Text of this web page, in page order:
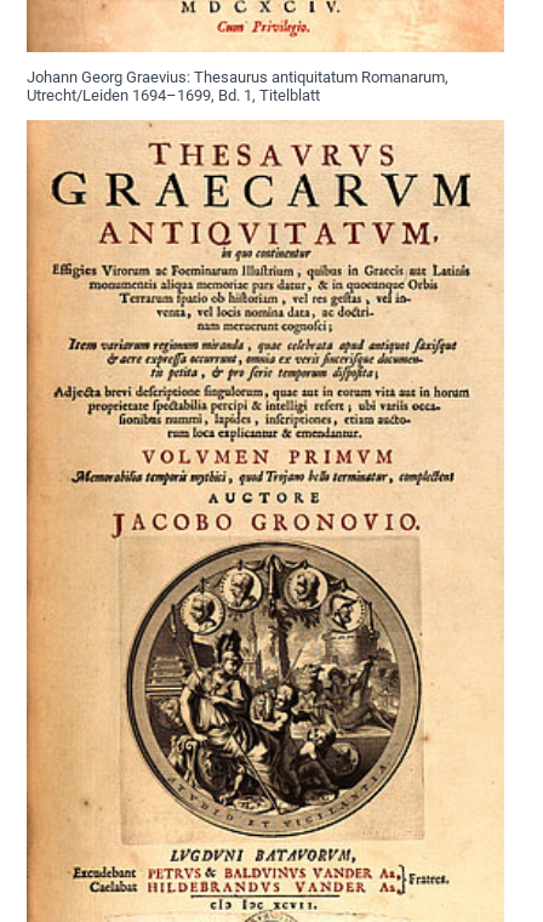
Johann Georg Graevius: Thesaurus antiquitatum Romanarum,
Utrecht/Leiden 1694–1699, Bd. 1, Titelblatt